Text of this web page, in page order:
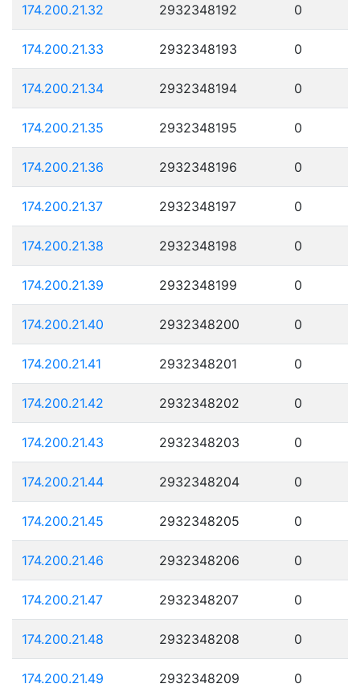
174.200.21.32 2932348192 0
174.200.21.33 2932348193 0
174.200.21.34 2932348194 0
174.200.21.35 2932348195 0
174.200.21.36 2932348196 0
174.200.21.37 2932348197 0
174.200.21.38 2932348198 0
174.200.21.39 2932348199 0
174.200.21.40 2932348200 0
174.200.21.41 2932348201 0
174.200.21.42 2932348202 0
174.200.21.43 2932348203 0
174.200.21.44 2932348204 0
174.200.21.45 2932348205 0
174.200.21.46 2932348206 0
174.200.21.47 2932348207 0
174.200.21.48 2932348208 0
174.200.21.49 2932348209 0